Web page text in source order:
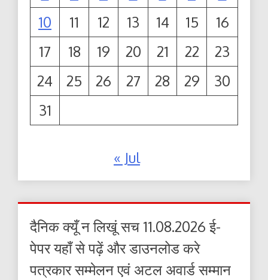
10
11 12 13 14 15
16
17
18 19 20 21 22
23
24
25 26 27 28 29
30
31
« Jul
दैनिक क्यूँ न लिखूं सच 11.08.2026 ई-
पेपर यहाँ से पढ़ें और डाउनलोड करे
पत्रकार सम्मेलन एवं अटल अवार्ड सम्मान